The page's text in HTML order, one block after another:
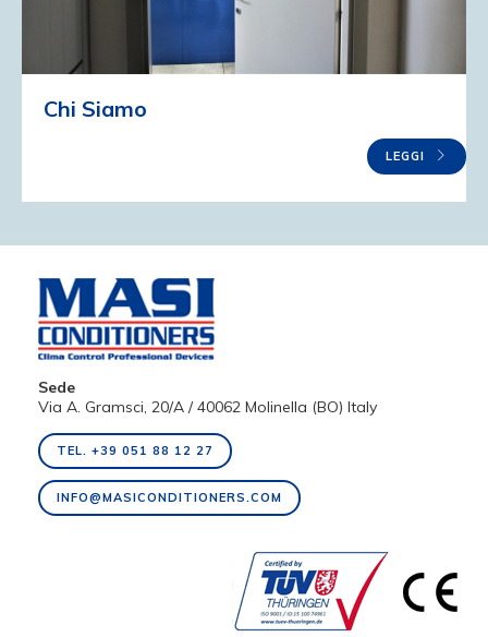
Chi Siamo
LEGGI
Sede
Via A. Gramsci, 20/A / 40062 Molinella (BO) Italy
TEL. +39 051 88 12 27
INFO@MASICONDITIONERS.COM